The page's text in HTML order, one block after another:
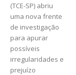
(TCE-SP) abriu
uma nova frente
de investigação
para apurar
possíveis
irregularidades e
prejuízo